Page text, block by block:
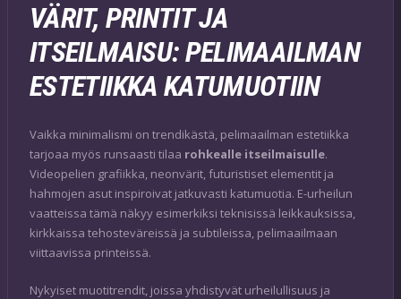
VÄRIT, PRINTIT JA
ITSEILMAISU: PELIMAAILMAN
ESTETIIKKA KATUMUOTIIN
Vaikka minimalismi on trendikästä, pelimaailman estetiikka
tarjoaa myös runsaasti tilaa rohkealle itseilmaisulle.
Videopelien grafiikka, neonvärit, futuristiset elementit ja
hahmojen asut inspiroivat jatkuvasti katumuotia. E-urheilun
vaatteissa tämä näkyy esimerkiksi teknisissä leikkauksissa,
kirkkaissa tehosteväreissä ja subtileissa, pelimaailmaan
viittaavissa printeissä.
Nykyiset muotitrendit, joissa yhdistyvät urheilullisuus ja